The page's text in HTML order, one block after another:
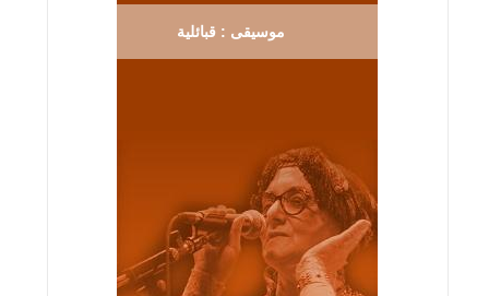
موسيقى : قبائلية